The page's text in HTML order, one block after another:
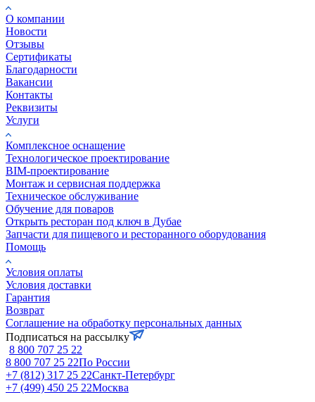
О компании
Новости
Отзывы
Сертификаты
Благодарности
Вакансии
Контакты
Реквизиты
Услуги
Комплексное оснащение
Технологическое проектирование
BIM-проектирование
Монтаж и сервисная поддержка
Техническое обслуживание
Обучение для поваров
Открыть ресторан под ключ в Дубае
Запчасти для пищевого и ресторанного оборудования
Помощь
Условия оплаты
Условия доставки
Гарантия
Возврат
Соглашение на обработку персональных данных
Подписаться на рассылку
8 800 707 25 22
8 800 707 25 22По России
+7 (812) 317 25 22Санкт-Петербург
+7 (499) 450 25 22Москва